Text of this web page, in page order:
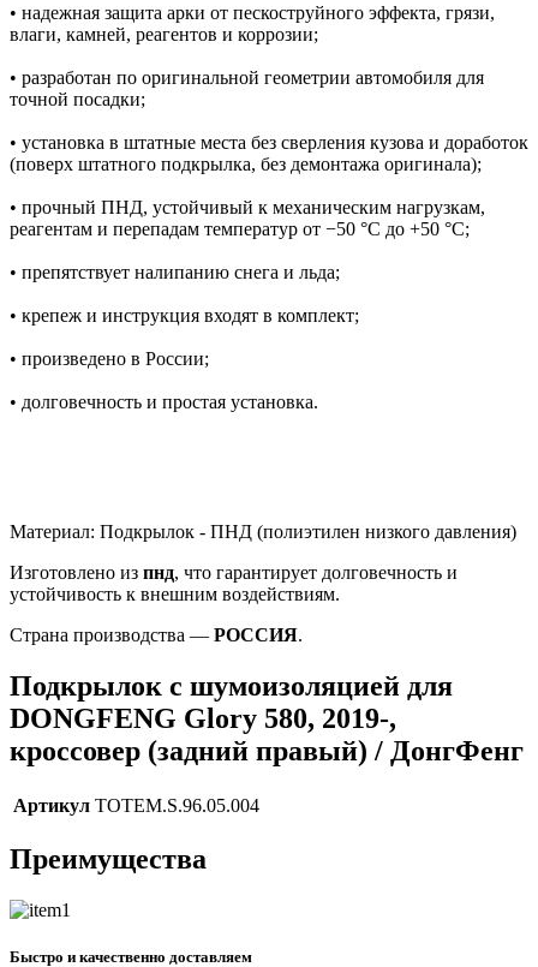
• надежная защита арки от пескоструйного эффекта, грязи,
влаги, камней, реагентов и коррозии;
• разработан по оригинальной геометрии автомобиля для
точной посадки;
• установка в штатные места без сверления кузова и доработок
(поверх штатного подкрылка, без демонтажа оригинала);
• прочный ПНД, устойчивый к механическим нагрузкам,
реагентам и перепадам температур от −50 °C до +50 °C;
• препятствует налипанию снега и льда;
• крепеж и инструкция входят в комплект;
• произведено в России;
• долговечность и простая установка.
Материал: Подкрылок - ПНД (полиэтилен низкого давления)
Изготовлено из пнд, что гарантирует долговечность и
устойчивость к внешним воздействиям.
Страна производства — РОССИЯ.
Подкрылок с шумоизоляцией для
DONGFENG Glory 580, 2019-,
кроссовер (задний правый) / ДонгФенг
Артикул TOTEM.S.96.05.004
Преимущества
Быстро и качественно доставляем